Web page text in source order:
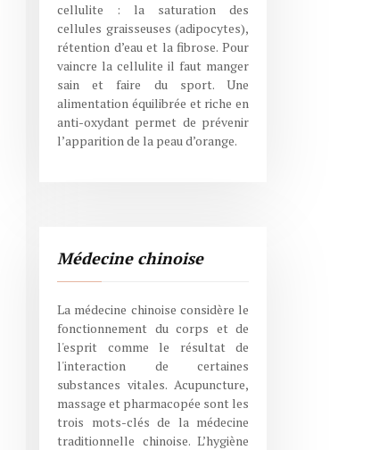
cellulite : la saturation des
cellules graisseuses (adipocytes),
rétention d’eau et la fibrose. Pour
vaincre la cellulite il faut manger
sain et faire du sport. Une
alimentation équilibrée et riche en
anti-oxydant permet de prévenir
l’apparition de la peau d’orange.
Médecine chinoise
La médecine chinoise considère le
fonctionnement du corps et de
l'esprit comme le résultat de
l'interaction de certaines
substances vitales. Acupuncture,
massage et pharmacopée sont les
trois mots-clés de la médecine
traditionnelle chinoise. L’hygiène